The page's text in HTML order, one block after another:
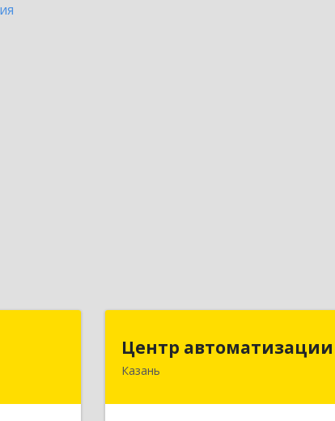
г,
Центр автоматизации
Казань420133, Татарстан Респ,